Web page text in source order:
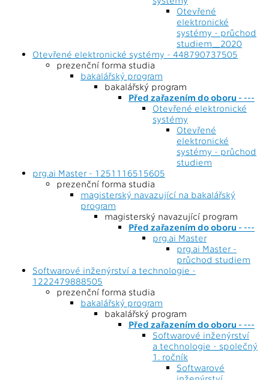
Otevřené
elektronické
systémy - průchod
studiem_2020
Otevřené elektronické systémy - 448790737505
prezenční forma studia
bakalářský program
bakalářský program
Před zařazením do oboru - ---
Otevřené elektronické
systémy
Otevřené
elektronické
systémy - průchod
studiem
prg.ai Master - 1251116515605
prezenční forma studia
magisterský navazující na bakalářský
program
magisterský navazující program
Před zařazením do oboru - ---
prg.ai Master
prg.ai Master -
průchod studiem
Softwarové inženýrství a technologie -
1222479888505
prezenční forma studia
bakalářský program
bakalářský program
Před zařazením do oboru - ---
Softwarové inženýrství
a technologie - společný
1. ročník
Softwarové